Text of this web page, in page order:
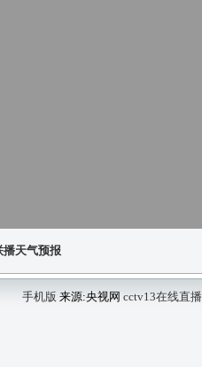
播天气预报
手机版 来源:央视网 cctv13在线直播